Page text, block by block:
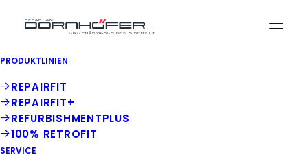
PRODUKTLINIEN
REPAIRFIT
REPAIRFIT+
REFURBISHMENTPLUS
100% RETROFIT
SERVICE
CNC Service für
Werkzeug- und
Fräsmaschinen in
Neunkirchen